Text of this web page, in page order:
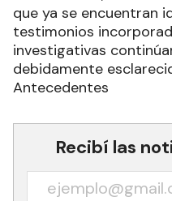
que ya se encuentran
testimonios
investigativas
debidamente
Antecedentes
Recibí las